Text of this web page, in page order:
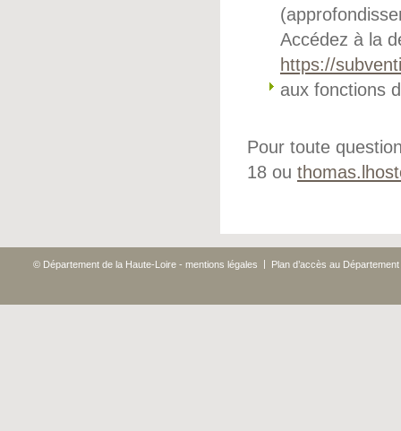
Accédez à la
https://
aux fonctions
Pour toute
18 ou
© Département de la Haute-Loire - mentions légales | Plan d’accès au